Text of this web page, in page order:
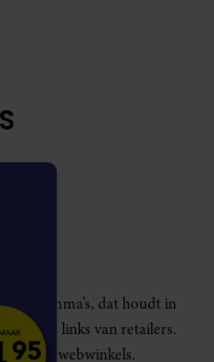
dat houdt in
middels links van retailers.
webwinkels.